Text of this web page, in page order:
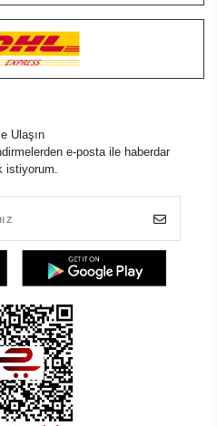
Ulaşın
e-posta ile haberdar
istiyorum.